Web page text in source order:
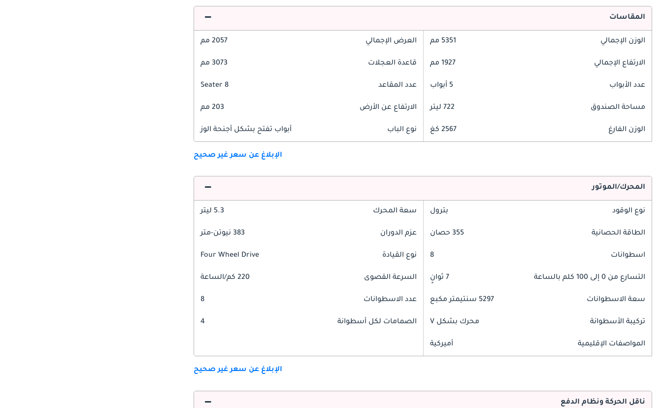
المقاسات
الوزن الإجمالي 5351 مم العرض الإجمالي 2057 مم
الارتفاع الإجمالي 1927 مم قاعدة العجلات 3073 مم
عدد الأبواب 5 أبواب عدد المقاعد 8 Seater
مساحة الصندوق 722 ليتر الارتفاع عن الأرض 203 مم
الوزن الفارغ 2567 كغ نوع الباب أبواب تفتح بشكل أجنحة الوز
الإبلاغ عن سعر غير صحيح
المحرك/الموتور
نوع الوقود بترول سعة المحرك 5.3 ليتر
الطاقة الحصانية 355 حصان عزم الدوران 383 نيوتن-متر
اسطوانات 8 نوع القيادة Four Wheel Drive
التسارع من 0 إلى 100 كلم بالساعة 7 ثوانٍ السرعة القصوى 220 كم/الساعة
سعة الاسطوانات 5297 سنتيمتر مكبع عدد الاسطوانات 8
تركيبة الأسطوانة محرك بشكل V الصمامات لكل أسطوانة 4
المواصفات الإقليمية أميركية
الإبلاغ عن سعر غير صحيح
ناقل الحركة ونظام الدفع